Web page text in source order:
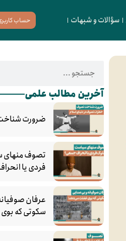
سؤالات و شبهات حساب
آخرین مطالب علمی
ضرورت
تصوف منهای
فردی یا
عرفان
سکوتی که